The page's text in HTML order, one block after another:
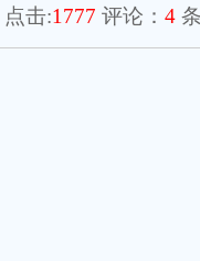
点击:1777 评论： 4